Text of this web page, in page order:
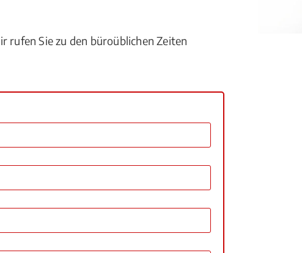
rufen Sie zu den büroüblichen Zeiten